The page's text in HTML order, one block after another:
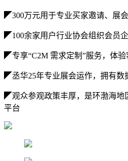
◤300万元用于专业买家邀请、展
◤100余家用户行业协会组织会员
◤专享“C2M 需求定制”服务，体
◤丞华25年专业展会运作，拥有数
◤观众参观政策丰厚，是环渤海地
平台